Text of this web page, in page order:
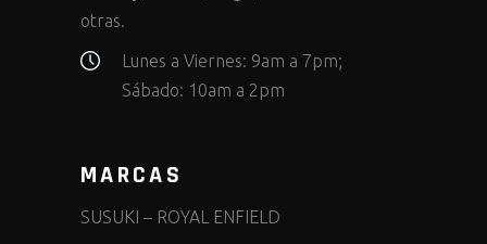
otras.
Lunes a Viernes: 9am a 7pm;
Sábado: 10am a 2pm
MARCAS
SUSUKI – ROYAL ENFIELD